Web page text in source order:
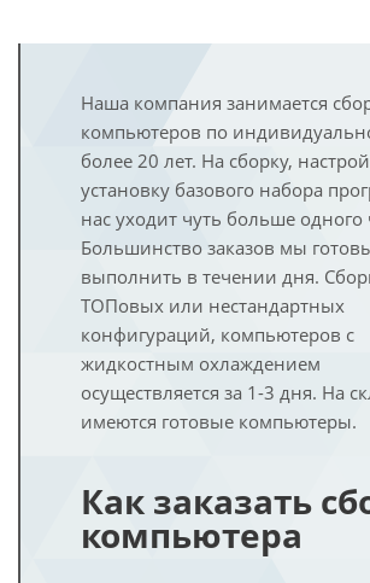
Наша компания занимается
компьютеров по
более 20 лет. На сборку,
установку базового набора
нас уходит чуть больше одного
Большинство заказов мы
выполнить в течении дня.
ТОПовых или нестандартных
конфигураций, компьютеров с
жидкостным охлаждением
осуществляется за 1-3 дня. На
имеются готовые компьютеры.
Как заказать
компьютера